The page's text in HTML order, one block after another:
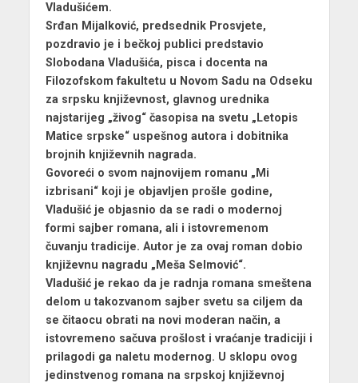
Vladušićem.
Srđan Mijalković, predsednik Prosvjete,
pozdravio je i bečkoj publici predstavio
Slobodana Vladušića, pisca i docenta na
Filozofskom fakultetu u Novom Sadu na Odseku
za srpsku književnost, glavnog urednika
najstarijeg „živog“ časopisa na svetu „Letopis
Matice srpske“ uspešnog autora i dobitnika
brojnih književnih nagrada.
Govoreći o svom najnovijem romanu „Mi
izbrisani“ koji je objavljen prošle godine,
Vladušić je objasnio da se radi o modernoj
formi sajber romana, ali i istovremenom
čuvanju tradicije. Autor je za ovaj roman dobio
književnu nagradu „Meša Selmović“.
Vladušić je rekao da je radnja romana smeštena
delom u takozvanom sajber svetu sa ciljem da
se čitaocu obrati na novi moderan način, a
istovremeno sačuva prošlost i vraćanje tradiciji i
prilagodi ga naletu modernog. U sklopu ovog
jedinstvenog romana na srpskoj književnoj